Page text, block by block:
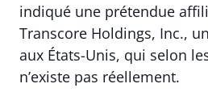
indiqué une prétendue
Transcore Holdings, Inc.,
aux États-Unis, qui selon
n’existe pas réellement.